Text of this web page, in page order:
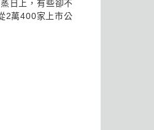
日上，有些卻不
2萬400家上市公